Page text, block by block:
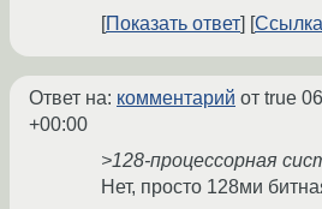
Показать ответ
Ссылка
Ответ на: комментарий от true
+00:00
>128-процессорная
Нет, просто 128ми